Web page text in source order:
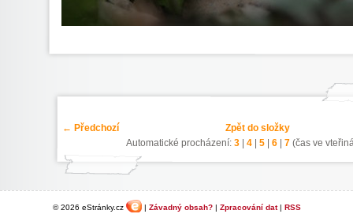
← Předchozí
Zpět do složky
Automatické procházení: 3| 4| 5| 6| 7(čas ve
© 2026 eStránky.cz | Závadný obsah?| Zpracování dat| RSS